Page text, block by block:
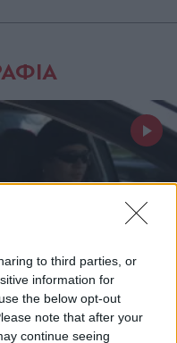
to third parties, or
information for
the below opt-out
note that after your
continue seeing